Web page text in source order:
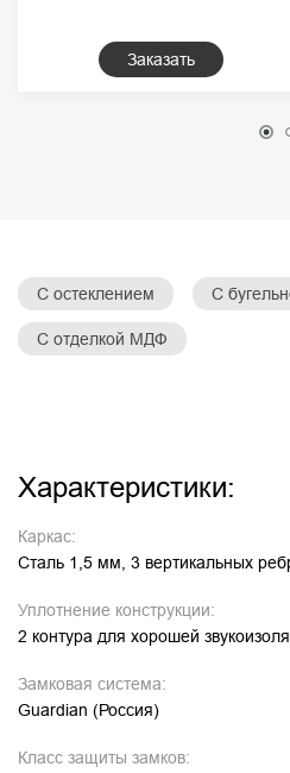
Заказать
С остеклением С
С отделкой МДФ
Характеристики:
Каркас:
Сталь 1,5 мм, 3 вертикальных
Уплотнение конструкции:
2 контура для хорошей
Замковая система:
Guardian (Россия)
Класс защиты замков: